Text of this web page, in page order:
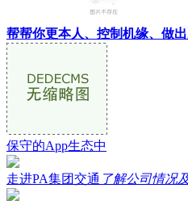
帮帮你更本人、控制机缘、做
保守的App生态中
走进PA集团交通 了解公司情况